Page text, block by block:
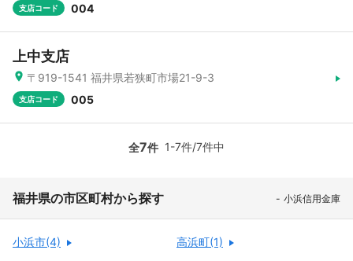
支店コード 004
上中支店
〒919-1541 福井県若狭町市場21-9-3
支店コード 005
全7件 1-7件/7件中
福井県の市区町村から探す 小浜信用金庫
小浜市(4) 高浜町(1)